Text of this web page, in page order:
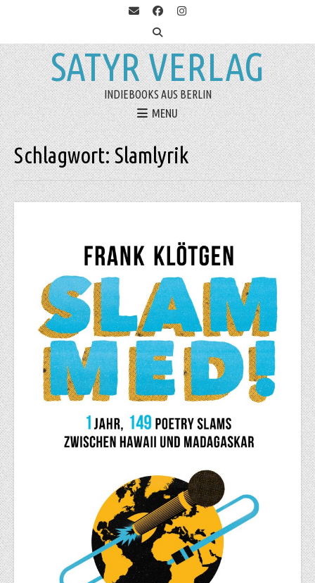
SATYR VERLAG
INDIEBOOKS AUS BERLIN
MENU
Schlagwort:Slamlyrik